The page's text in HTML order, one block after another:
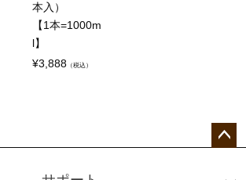
本入）
【1本=1000m
l】
¥3,888 （税込）